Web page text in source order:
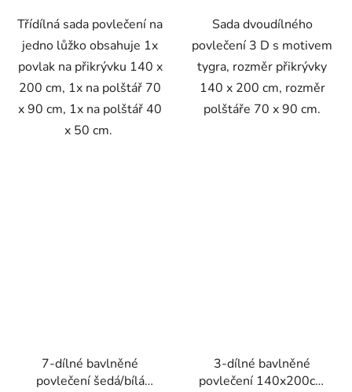
Třídílná sada povlečení na
jedno lůžko obsahuje 1x
povlak na přikrývku 140 x
200 cm, 1x na polštář 70
x 90 cm, 1x na polštář 40
x 50 cm.
Sada dvoudílného
povlečení 3 D s motivem
tygra, rozměr přikrývky
140 x 200 cm, rozměr
polštáře 70 x 90 cm.
7-dílné bavlněné
povlečení šedá/bílá
3-dílné bavlněné
povlečení 140x200cm